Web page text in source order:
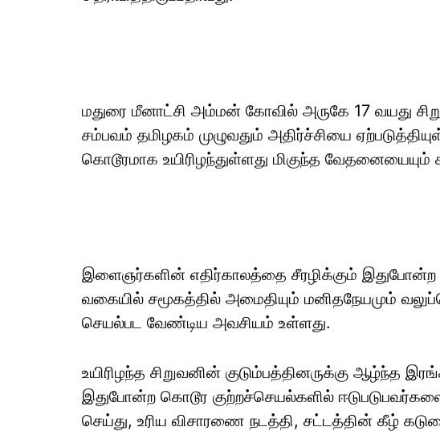
மதுரை மீனாட்சி அம்மன் கோவில் அருகே 17 வயது
சம்பவம் தமிழகம் முழுவதும் அதிர்ச்சியை
கொடூரமாக உயிரிழந்துள்ளது மிகுந்த
இளைஞர்களின் எதிர்காலத்தை சீரழிக்கும்
வகையில் சமூகத்தில் அமைதியும் மனிதநேயமும்
செயல்பட வேண்டிய அவசியம் உள்ளது.
உயிரிழந்த சிறுவனின் குடும்பத்தினருக்கு ஆழ்ந்த
இதுபோன்ற கொடூர குற்றச்செயல்களில்
செய்து, உரிய விசாரணை நடத்தி, சட்டத்தின் கீழ்